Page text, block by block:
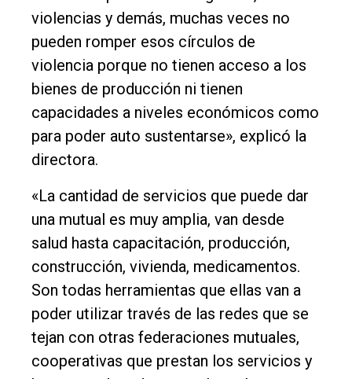
violencias y demás, muchas veces no
pueden romper esos círculos de
violencia porque no tienen acceso a los
bienes de producción ni tienen
capacidades a niveles económicos como
para poder auto sustentarse», explicó la
directora.
«La cantidad de servicios que puede dar
una mutual es muy amplia, van desde
salud hasta capacitación, producción,
construcción, vivienda, medicamentos.
Son todas herramientas que ellas van a
poder utilizar través de las redes que se
tejan con otras federaciones mutuales,
cooperativas que prestan los servicios y